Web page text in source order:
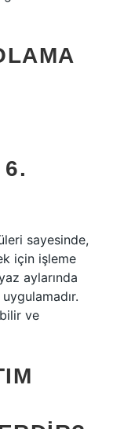
sayesinde,
için işleme
aylarında
ve